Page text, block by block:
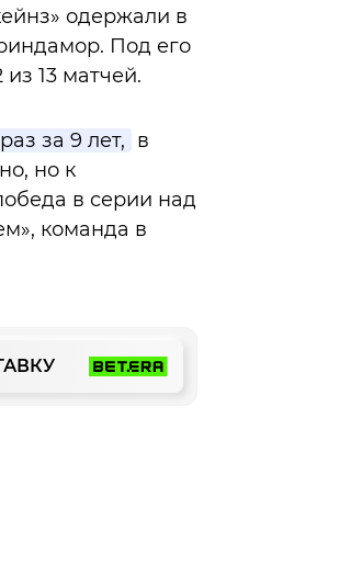
одержали в
Под его
13 матчей.
за 9 лет, в
но к
в серии над
команда в